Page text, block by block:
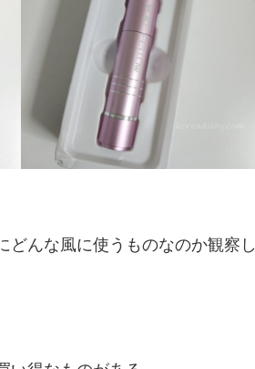
どんな風に使うものなのか観察し